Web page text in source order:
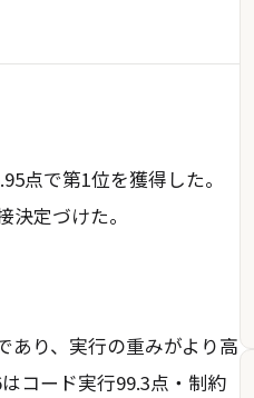
点で第1位を獲得した。
定づけた。
り、実行の重みがより高
コード実行99.3点・制約